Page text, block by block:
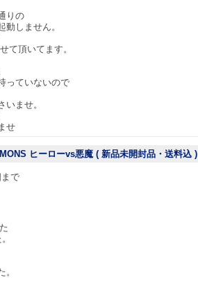
りの
しません。
て頂いてます。
っていないので
ませ。
せ
ヒーローvs悪魔 ( 新品未開封品・送料込 )
まで